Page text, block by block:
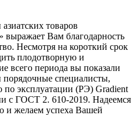
товаров
Вам благодарность
Несмотря на короткий срок
плодотворную и
всего периода вы показали
порядочные специалисты,
по эксплуатации (РЭ) Gradient
с ГОСТ 2. 610-2019. Надеемся
и желаем успеха Вашей